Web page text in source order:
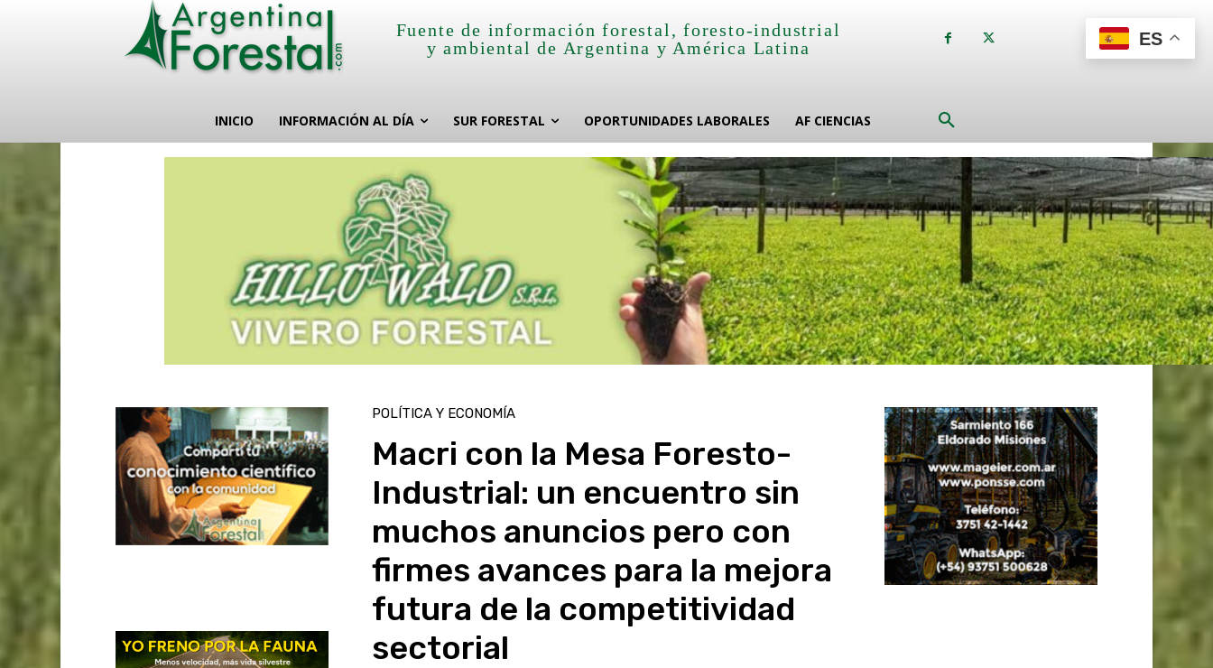
Fuente de información forestal, foresto-industrial
y ambiental de Argentina y América Latina
INICIO INFORMACIÓN AL DÍA SUR FORESTAL OPORTUNIDADES LABORALES AF CIENCIAS
POLÍTICA Y ECONOMÍA
Macri con la Mesa Foresto-
Industrial: un encuentro sin
muchos anuncios pero con
firmes avances para la mejora
futura de la competitividad
sectorial
ES